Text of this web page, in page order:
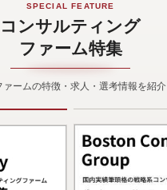
SPECIAL FEATURE
コンサルティング
ファーム特集
ァームの特徴・求人・選考情報を紹介